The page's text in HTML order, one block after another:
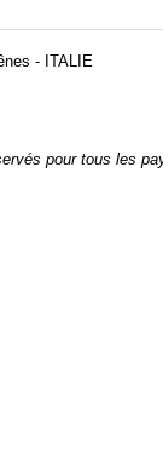
- ITALIE
pour tous les